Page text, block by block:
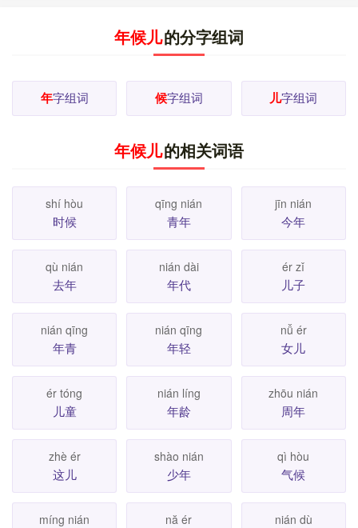
年候儿的分字组词
年字组词 候字组词 儿字组词
年候儿的相关词语
shí hòu
时候
qīng nián
青年
jīn nián
今年
qù nián
去年
nián dài
年代
ér zǐ
儿子
nián qīng
年青
nián qīng
年轻
nǚ ér
女儿
ér tóng
儿童
nián líng
年龄
zhōu nián
周年
zhè ér
这儿
shào nián
少年
qì hòu
气候
míng nián nă ér nián dù